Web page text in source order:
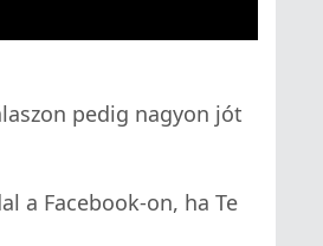
pedig nagyon jót
a Facebook-on, ha Te